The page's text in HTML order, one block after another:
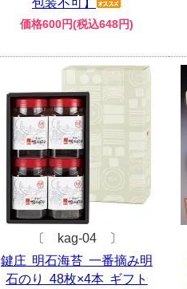
価格600円(税込648円)
〔 kag-04 〕
鍵庄 明石海苔 一番摘み明
石のり 48枚×4本 ギフト